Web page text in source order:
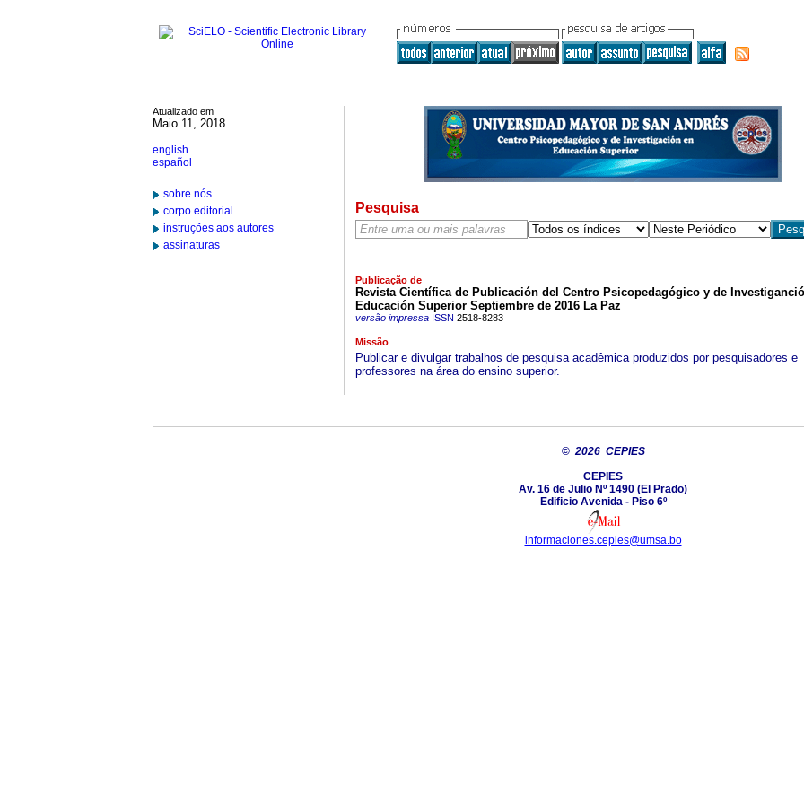
Atualizado em
Maio 11, 2018
english
español
sobre nós
corpo editorial
instruções aos autores
assinaturas
Pesquisa
Publicação de
Revista Científica de Publicación del Centro Psicopedagógico y de
Educación Superior Septiembre de 2016 La Paz
versão impressaISSN 2518-8283
Missão
Publicar e divulgar trabalhos de pesquisa acadêmica produzidos por pesquisadores e
professores na área do ensino superior.
©2026 CEPIES
CEPIES
Av. 16 de Julio Nº 1490 (El Prado)
Edificio Avenida - Piso 6º
informaciones.cepies@umsa.bo